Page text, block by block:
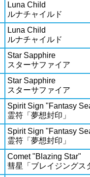
Luna Child
ルナチャイルド
Luna Child
ルナチャイルド
Star Sapphire
スターサファイア
Star Sapphire
スターサファイア
Spirit Sign "Fantasy
霊符「夢想封印」
Spirit Sign "Fantasy
霊符「夢想封印」
Comet "Blazing Star"
彗星「ブレイジングス